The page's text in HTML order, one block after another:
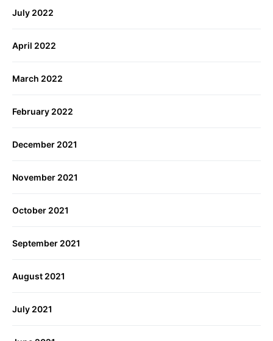
July 2022
April 2022
March 2022
February 2022
December 2021
November 2021
October 2021
September 2021
August 2021
July 2021